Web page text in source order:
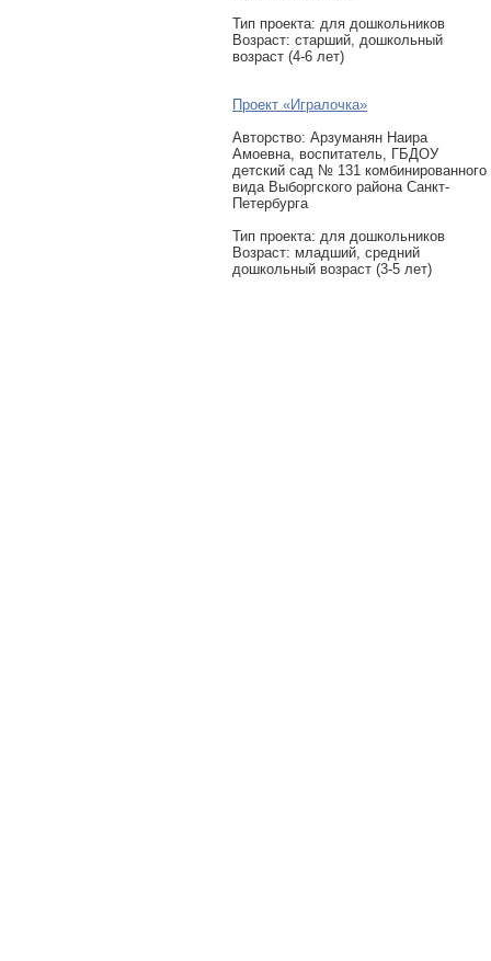
Тип проекта: для дошкольников
Возраст: старший, дошкольный
возраст (4-6 лет)
Проект «Игралочка»
Авторcтво: Арзуманян Наира
Амоевна, воспитатель, ГБДОУ
детский сад № 131 комбинированного
вида Выборгского района Санкт-
Петербурга
Тип проекта: для дошкольников
Возраст: младший, средний
дошкольный возраст (3-5 лет)